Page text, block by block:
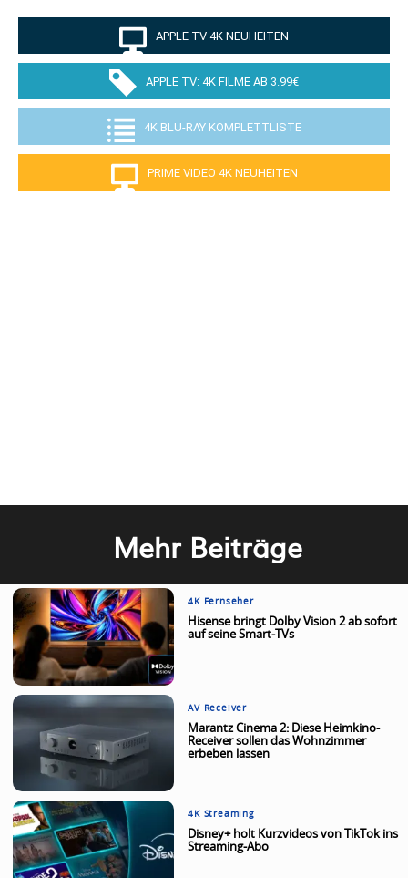
APPLE TV 4K NEUHEITEN
APPLE TV: 4K FILME AB 3.99€
4K BLU-RAY KOMPLETTLISTE
PRIME VIDEO 4K NEUHEITEN
Mehr Beiträge
4K Fernseher
Hisense bringt Dolby Vision 2 ab sofort
auf seine Smart-TVs
AV Receiver
Marantz Cinema 2: Diese Heimkino-
Receiver sollen das Wohnzimmer
erbeben lassen
4K Streaming
Disney+ holt Kurzvideos von TikTok ins
Streaming-Abo